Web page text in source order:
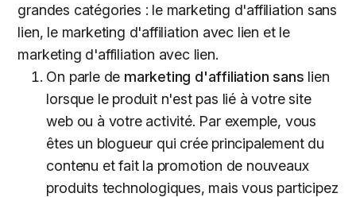
grandes catégories : le marketing d'affiliation sans
lien, le marketing d'affiliation avec lien et le
marketing d'affiliation avec lien.
On parle de marketing d'affiliation sans lien
lorsque le produit n'est pas lié à votre site
web ou à votre activité. Par exemple, vous
êtes un blogueur qui crée principalement du
contenu et fait la promotion de nouveaux
produits technologiques, mais vous participez